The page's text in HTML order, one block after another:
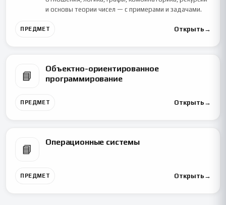
и основы теории чисел — с примерами и задачами.
ПРЕДМЕТ Открыть →
📘
Объектно-ориентированное
программирование
ПРЕДМЕТ Открыть →
📘
Операционные системы
ПРЕДМЕТ Открыть →